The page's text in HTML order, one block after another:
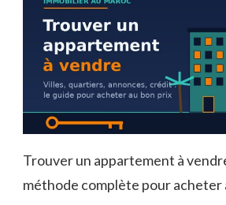
Trouver un appartement à
méthode complète pour acheter